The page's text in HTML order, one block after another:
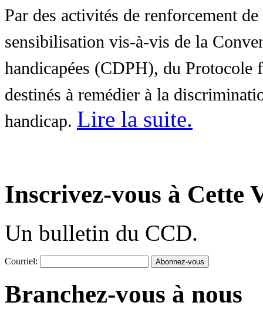
Par des activités de renforcement
sensibilisation vis-à-vis de la
handicapées (CDPH), du Protocole
destinés à remédier à la
handicap. Lire la suite.
Inscrivez-vous à Cette
Un bulletin du CCD.
Courriel:
Branchez-vous à nous